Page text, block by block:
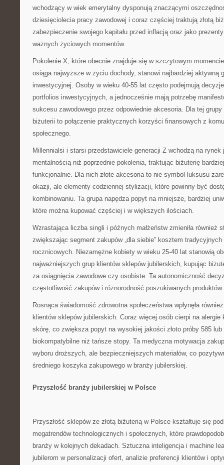
wchodzący w wiek emerytalny dysponują znaczącymi
dziesięciolecia pracy zawodowej i coraz częściej traktują złotą
zabezpieczenie swojego kapitału przed inflacją oraz jako
ważnych życiowych momentów.
Pokolenie X, które obecnie znajduje się w szczytowym
osiąga najwyższe w życiu dochody, stanowi najbardziej aktywną
inwestycyjnej. Osoby w wieku 40-55 lat często podejmują
portfolios inwestycyjnych, a jednocześnie mają potrzebę
sukcesu zawodowego przez odpowiednie akcesoria. Dla tej
biżuterii to połączenie praktycznych korzyści finansowych z
społecznego.
Millennialsi i starsi przedstawiciele generacji Z wchodzą na rynek
mentalnością niż poprzednie pokolenia, traktując biżuterię
funkcjonalnie. Dla nich złote akcesoria to nie symbol luksusu
okazji, ale elementy codziennej stylizacji, które powinny być
kombinowaniu. Ta grupa napędza popyt na mniejsze, bardziej
które można kupować częściej i w większych ilościach.
Wzrastająca liczba singli i późnych małżeństw zmieniła również
zwiększając segment zakupów „dla siebie” kosztem
rocznicowych. Niezamężne kobiety w wieku 25-40 lat stanowią
najważniejszych grup klientów sklepów jubilerskich, kupując
za osiągnięcia zawodowe czy osobiste. Ta autonomiczność
częstotliwość zakupów i różnorodność poszukiwanych produktów.
Rosnąca świadomość zdrowotna społeczeństwa wpłynęła
klientów sklepów jubilerskich. Coraz więcej osób cierpi na
skórę, co zwiększa popyt na wysokiej jakości złoto próby 585
biokompatybilne niż tańsze stopy. Ta medyczna motywacja
wyboru droższych, ale bezpieczniejszych materiałów, co
średniego koszyka zakupowego w branży jubilerskiej.
Przyszłość branży jubilerskiej w Polsce
Przyszłość sklepów ze złotą biżuterią w Polsce kształtuje się
megatrendów technologicznych i społecznych, które
branży w kolejnych dekadach. Sztuczna inteligencja i machine
jubilerom w personalizacji ofert, analizie preferencji klientów i